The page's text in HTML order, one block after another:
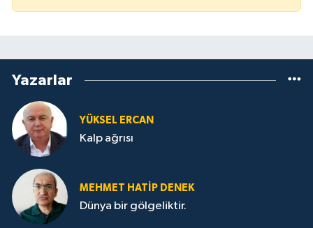
Yazarlar
YÜKSEL ERCAN
Kalp ağrısı
MEHMET HATİP DENEK
Dünya bir gölgeliktir.